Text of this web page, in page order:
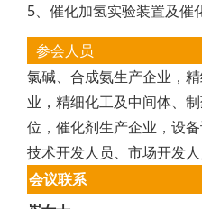
5、催化加氢实验装置及催
参会人员
氯碱、合成氨生产企业，
业，精细化工及中间体、
位，催化剂生产企业，设
技术开发人员、市场开发
会议联系